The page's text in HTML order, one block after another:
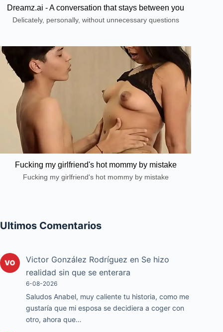
Dreamz.ai - A conversation that stays between you
Delicately, personally, without unnecessary questions
Fucking my girlfriend's hot mommy by mistake
Fucking my girlfriend's hot mommy by mistake
Ultimos Comentarios
Victor González Rodríguez en Se hizo
realidad sin que se enterara
6-08-2026
Saludos Anabel, muy caliente tu historia, como me
gustaría que mi esposa se decidiera a coger con
otro, ahora que…